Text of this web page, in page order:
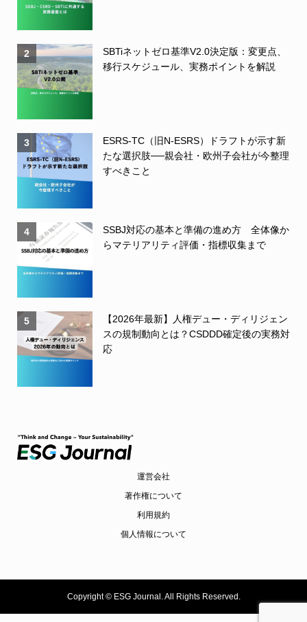
2
SBTiネットゼロ基準V2.0決定版：変更点、
移行スケジュール、実務ポイントを解説
3
ESRS-TC（旧N-ESRS）ドラフトが示す新
たな選択肢──親会社・欧州子会社が今整理
すべきこと
4
SSBJ対応の基本と準備の進め方 全体像か
らマテリアリティ評価・指標収集まで
5
【2026年最新】人権デュー・ディリジェン
スの規制動向とは？CSDDD確定後の実務対
応
運営会社
著作権について
利用規約
個人情報について
Copyright ©ESG Journal. All Rights Reserved.